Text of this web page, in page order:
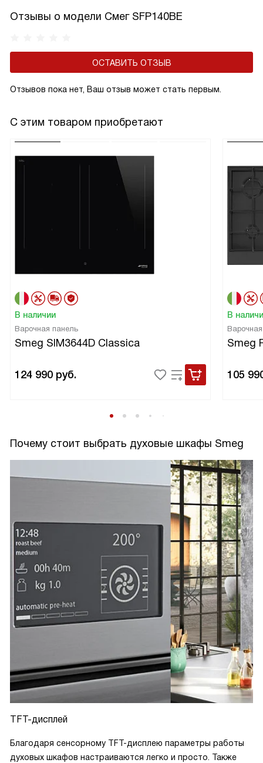
Отзывы о модели Смег SFP140BE
ОСТАВИТЬ ОТЗЫВ
Отзывов пока нет, Ваш отзыв может стать первым.
С этим товаром приобретают
В наличии
Варочная панель
Smeg SIM3644D Classica
124 990 руб.
В
Smeg
105
Почему стоит выбрать духовые шкафы Smeg
TFT-дисплей
Благодаря сенсорному TFT-дисплею параметры работы
духовых шкафов настраиваются легко и просто. Также